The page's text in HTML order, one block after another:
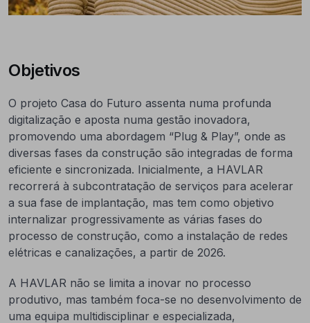
Objetivos
O projeto Casa do Futuro assenta numa profunda
digitalização e aposta numa gestão inovadora,
promovendo uma abordagem “Plug & Play”, onde as
diversas fases da construção são integradas de forma
eficiente e sincronizada. Inicialmente, a HAVLAR
recorrerá à subcontratação de serviços para acelerar
a sua fase de implantação, mas tem como objetivo
internalizar progressivamente as várias fases do
processo de construção, como a instalação de redes
elétricas e canalizações, a partir de 2026.
A HAVLAR não se limita a inovar no processo
produtivo, mas também foca-se no desenvolvimento de
uma equipa multidisciplinar e especializada,